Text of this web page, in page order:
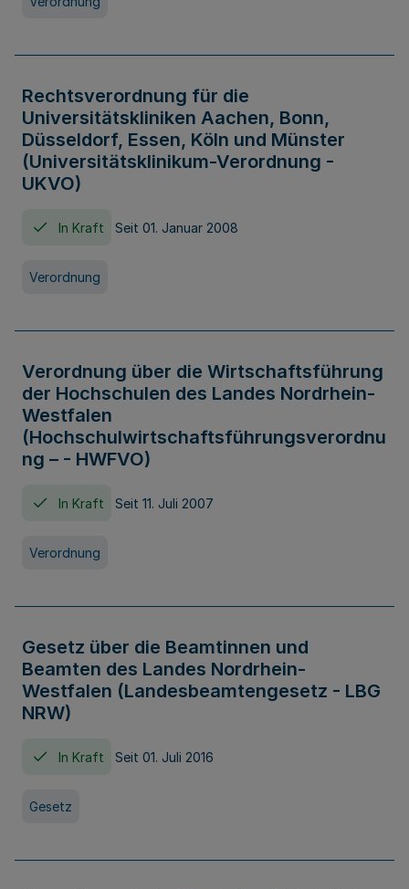
Rechtsverordnung für die
Universitätskliniken Aachen, Bonn,
Düsseldorf, Essen, Köln und Münster
(Universitätsklinikum-Verordnung -
UKVO)
In Kraft Seit 01. Januar 2008
Verordnung
Verordnung über die Wirtschaftsführung
der Hochschulen des Landes Nordrhein-
Westfalen
(Hochschulwirtschaftsführungsverordnu
ng – - HWFVO)
In Kraft Seit 11. Juli 2007
Verordnung
Gesetz über die Beamtinnen und
Beamten des Landes Nordrhein-
Westfalen (Landesbeamtengesetz - LBG
NRW)
In Kraft Seit 01. Juli 2016
Gesetz